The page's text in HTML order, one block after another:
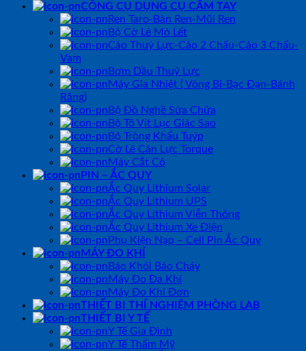
CÔNG CỤ DỤNG CỤ CẦM TAY
Ren Taro-Bàn Ren-Mũi Ren
Bộ Cờ Lê Mỏ Lết
Cảo Thuỷ Lực-Cảo 2 Chấu-Cảo 3 Chấu-
Vam
Bơm Dầu Thuỷ Lực
Máy Gia Nhiệt ( Vòng Bi-Bạc Đạn-Bánh
Răng)
Bộ Đồ Nghề Sửa Chữa
Bộ Tô Vít Lục Giác Sao
Bộ Tròng Khẩu Tuýp
Cờ Lê Cân Lực Torque
Máy Cắt Cỏ
PIN – ẮC QUY
Ắc Quy Lithium Solar
Ắc Quy Lithium UPS
Ắc Quy Lithium Viễn Thông
Ắc Quy Lithium Xe Điện
Phụ Kiện Nạp – Cell Pin Ắc Quy
MÁY ĐO KHÍ
Báo Khói Báo Cháy
Máy Đo Đa Khí
Máy Đo Khí Đơn
THIẾT BỊ THÍ NGHIỆM PHÒNG LAB
THIẾT BỊ Y TẾ
Y Tế Gia Đình
Y Tế Thẩm Mỹ